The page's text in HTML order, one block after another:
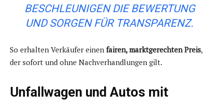
BESCHLEUNIGEN DIE BEWERTUNG
UND SORGEN FÜR TRANSPARENZ.
So erhalten Verkäufer einen fairen, marktgerechten Preis,
der sofort und ohne Nachverhandlungen gilt.
Unfallwagen und Autos mit